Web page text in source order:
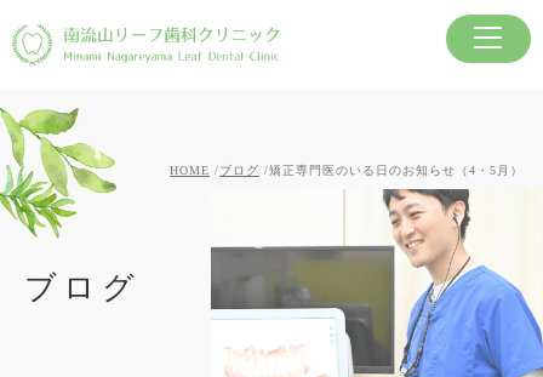
ブログ
HOME ブログ 矯正専門医のいる日のお知らせ（4・5月）